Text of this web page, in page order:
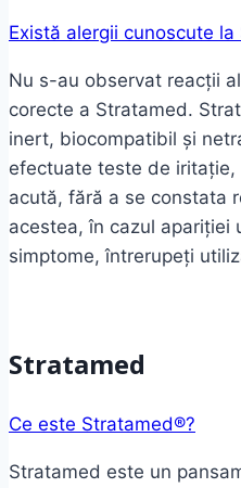
Există alergii cunoscute
Nu s-au observat reacții
corecte a Stratamed.
inert, biocompatibil și
efectuate teste de
acută, fără a se constata
acestea, în cazul apariției
simptome, întrerupeți
Stratamed
Ce este Stratamed®?
Stratamed este un